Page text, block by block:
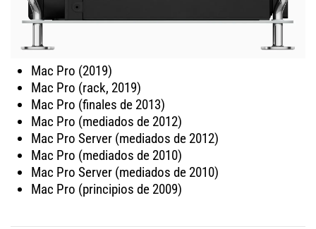
Mac Pro (2019)
Mac Pro (rack, 2019)
Mac Pro (finales de 2013)
Mac Pro (mediados de 2012)
Mac Pro Server (mediados de 2012)
Mac Pro (mediados de 2010)
Mac Pro Server (mediados de 2010)
Mac Pro (principios de 2009)